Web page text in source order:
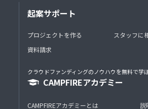
起案サポート
プロジェクトを作る
資料請求
スタッフに
クラウドファンディングのノウハウを無料で学
CAMPFIREアカデミー
CAMPFIREアカデミーとは
説